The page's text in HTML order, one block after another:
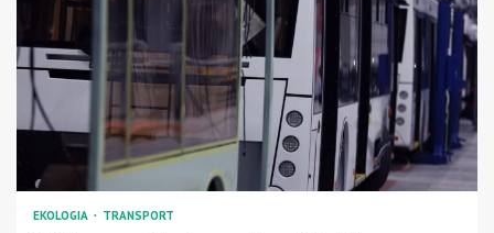
EKOLOGIA TRANSPORT